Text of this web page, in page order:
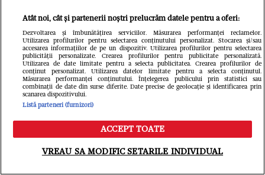
Cum a slăbit Carmen de la Sălciua 6
kg în două luni: „Este drept că au fost
sacrificii, alimentație și sport, dar nu
m-am înfometat”
Meniu Caută
Atât noi, cât și partenerii noștri prelucrăm datele pentru a oferi:
Dezvoltarea și îmbunătățirea serviciilor. Măsurarea performanței reclamelor.
Utilizarea profilurilor pentru selectarea conținutului personalizat. Stocarea și/sau
accesarea informațiilor de pe un dispozitiv. Utilizarea profilurilor pentru selectarea
publicității personalizate. Crearea profilurilor pentru publicitate personalizată.
Utilizarea de date limitate pentru a selecta publicitatea. Crearea profilurilor de
conținut personalizat. Utilizarea datelor limitate pentru a selecta conținutul.
Măsurarea performanței conținutului. Înțelegerea publicului prin statistici sau
combinații de date din surse diferite. Date precise de geolocație și identificarea prin
scanarea dispozitivului.
Listă parteneri (furnizori)
ACCEPT TOATE
VREAU SA MODIFIC SETARILE INDIVIDUAL